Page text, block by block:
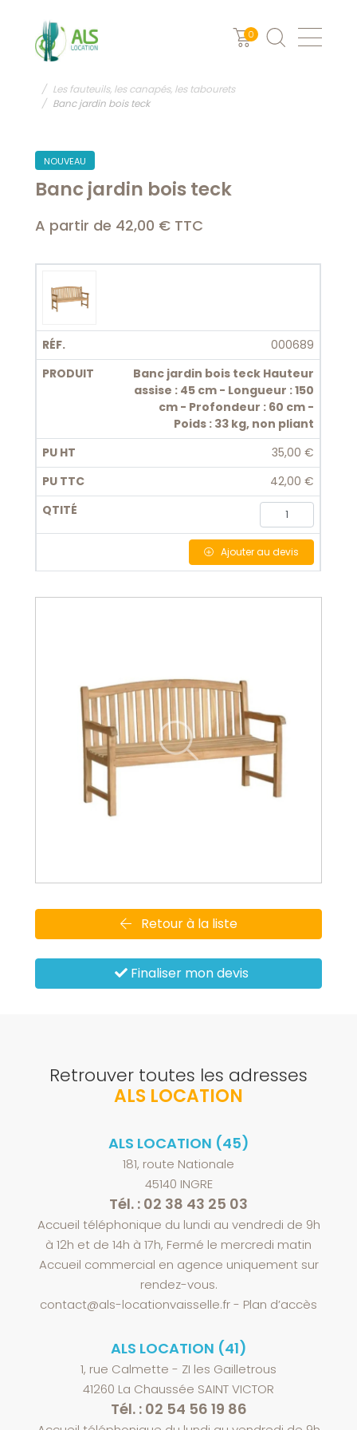
0
Les fauteuils, les canapés, les tabourets
Banc jardin bois teck
NOUVEAU
Banc jardin bois teck
A partir de 42,00 € TTC
000689
Banc jardin bois teck Hauteur
assise : 45 cm - Longueur : 150
cm - Profondeur : 60 cm -
Poids : 33 kg, non pliant
35,00 €
42,00 €
Ajouterau devis
Retour à la liste
Finaliser mon devis
Retrouver toutes les adresses
ALS LOCATION
ALS LOCATION (45)
181, route Nationale
45140 INGRE
Tél. : 02 38 43 25 03
Accueil téléphonique du lundi au vendredi de 9h
à 12h et de 14h à 17h, Fermé le mercredi matin
Accueil commercial en agence uniquement sur
rendez-vous.
contact@als-locationvaisselle.fr- Plan d’accès
ALS LOCATION (41)
1, rue Calmette - ZI les Gailletrous
41260 La Chaussée SAINT VICTOR
Tél. : 02 54 56 19 86